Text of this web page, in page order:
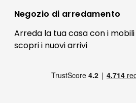
Contatti
FAQ
Pagamenti
Negozio di arredamento
Arreda la tua casa con i mobili
scopri i nuovi arrivi